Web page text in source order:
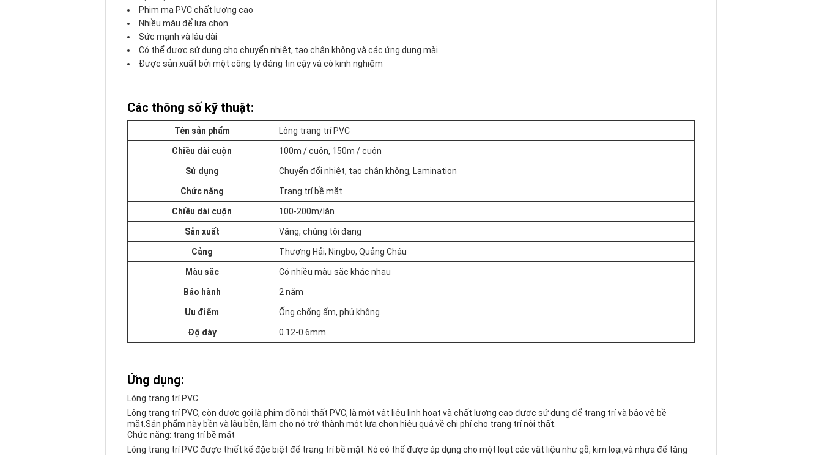
Phim mạ PVC chất lượng cao
Nhiều màu để lựa chọn
Sức mạnh và lâu dài
Có thể được sử dụng cho chuyển nhiệt, tạo chân không và các ứng dụng mài
Được sản xuất bởi một công ty đáng tin cậy và có kinh nghiệm
Các thông số kỹ thuật:
Tên sản phẩm Lông trang trí PVC
Chiều dài cuộn 100m / cuộn, 150m / cuộn
Sử dụng Chuyển đổi nhiệt, tạo chân không, Lamination
Chức năng Trang trí bề mặt
Chiều dài cuộn 100-200m/lăn
Sản xuất Vâng, chúng tôi đang
Cảng Thượng Hải, Ningbo, Quảng Châu
Màu sắc Có nhiều màu sắc khác nhau
Bảo hành 2 năm
Ưu điểm Ống chống ẩm, phủ không
Độ dày 0.12-0.6mm
Ứng dụng:
Lông trang trí PVC
Lông trang trí PVC, còn được gọi là phim đồ nội thất PVC, là một vật liệu linh hoạt và chất lượng cao được sử dụng để trang trí và bảo vệ bề
mặt.Sản phẩm này bền và lâu bền, làm cho nó trở thành một lựa chọn hiệu quả về chi phí cho trang trí nội thất.
Chức năng: trang trí bề mặt
Lông trang trí PVC được thiết kế đặc biệt để trang trí bề mặt. Nó có thể được áp dụng cho một loạt các vật liệu như gỗ, kim loại,và nhựa để tăng